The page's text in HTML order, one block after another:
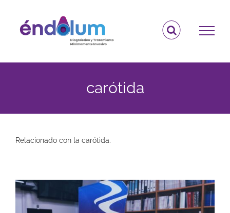
contenido
carótida
Relacionado con la carótida.